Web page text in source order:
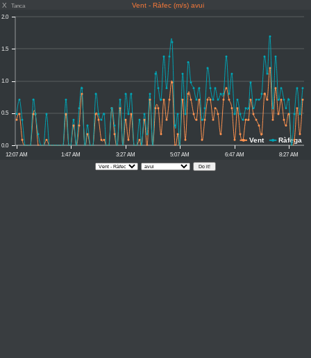
X Tanca Vent - Ràfec (m/s) avui